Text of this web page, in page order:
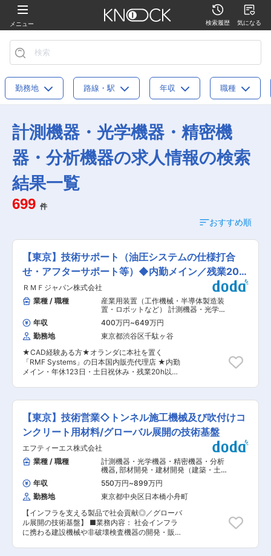
メニュー 検索履歴 気になる
勤務地 路線・駅 年収 職種
計測機器・光学機器・精密機
器・分析機器の求人情報の検索
結果一覧
699 件
おすすめ順
【東京】技術サポート（油圧システムの仕様打合
せ・アフターサポート等）◆内勤メイン／残業20h
以内
ＲＭＦジャパン株式会社
業種 / 職種
産業用装置（工作機械・半導体製造装
置・ロボットなど） 計測機器・光学機
器・精密機器・分析機器
業機械・ロボット 設計（機械）
年収 400万円~649万円
勤務地
東京都渋谷区千駄ヶ谷
★CAD経験ある方★オランダに本社を置く
「RMF Systems」の日本国内販売代理店 ★内勤
メイン・年休123日・土日祝休み・残業20h以
ィルトレーションシステム設計をお任せいたしま
す。事業拡大に伴う、組織強化での採用となりま
す。 ■業務内容 フィルトレーションシステムの
仕様打ち合わせ、基本設計、試験評価、メンテナ
ンス、アフターサポート、サプライヤや顧客との
技術窓口をお任せいたします。（夜間休日対応基
本無しです） 【具体的には】 ◇フィルトレーシ
ョンシステムの設計/組立図/部品製作図の作図 ◇
フィルトレーションシステムに必要な機器（ポン
プモーター等）の選定・評価・品質管理 ◇フィル
トレーションシステムに関連するタンク/配管の組
立図の作図 ◇仕様書/取扱説明書の作成・管理 ◇
サプライヤ、顧客との仕様打合せ ◇弊社製品のド
キュメント管理 ※基本的には社内業務がメインと
なりますが、営業支援、技術サポートとして顧客
との直接対応をお任せすることがございます。 ■
【東京】技術営業◇トンネル施工機械及び吹付けコ
ンクリート用材料/グローバル展開の技術基盤
エフティーエス株式会社
業種 / 職種
計測機器・光学機器・精密機器・分析
機器, 部材開発・建材開発（建築・土
木） 製品開発（その他無機）
年収 550万円~899万円
勤務地
東京都中央区日本橋小舟町
【インフラを支える製品で社会貢献◎／グローバ
ル展開の技術基盤】 ■業務内容： 社会インフラ
に携わる建設機械や非破壊検査機器の開発・販売